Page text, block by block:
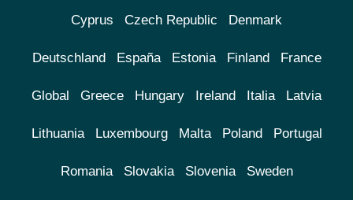
Cyprus Czech Republic Denmark
Deutschland España Estonia Finland France
Global Greece Hungary Ireland Italia Latvia
Lithuania Luxembourg Malta Poland Portugal
Romania Slovakia Slovenia Sweden